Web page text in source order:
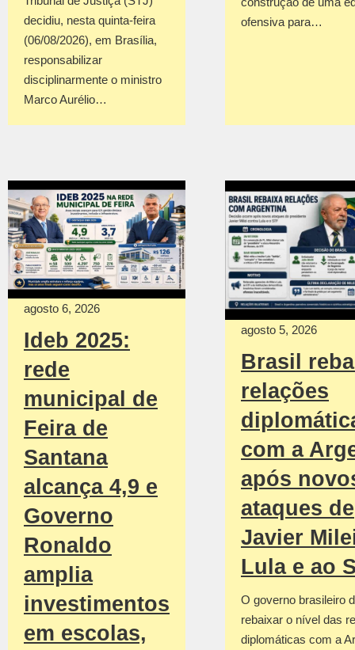
decidiu, nesta quinta-feira
(06/08/2026), em Brasília,
responsabilizar
disciplinarmente o ministro
Marco Aurélio…
ofensiva para…
agosto 6, 2026
Ideb 2025:
rede
municipal de
Feira de
Santana
alcança 4,9 e
Governo
Ronaldo
amplia
investimentos
em escolas,
agosto 5, 2026
Brasil
relações
com a
após
ataques de
Javier
Lula e ao
O governo brasileiro
rebaixar o nível das
diplomáticas com a